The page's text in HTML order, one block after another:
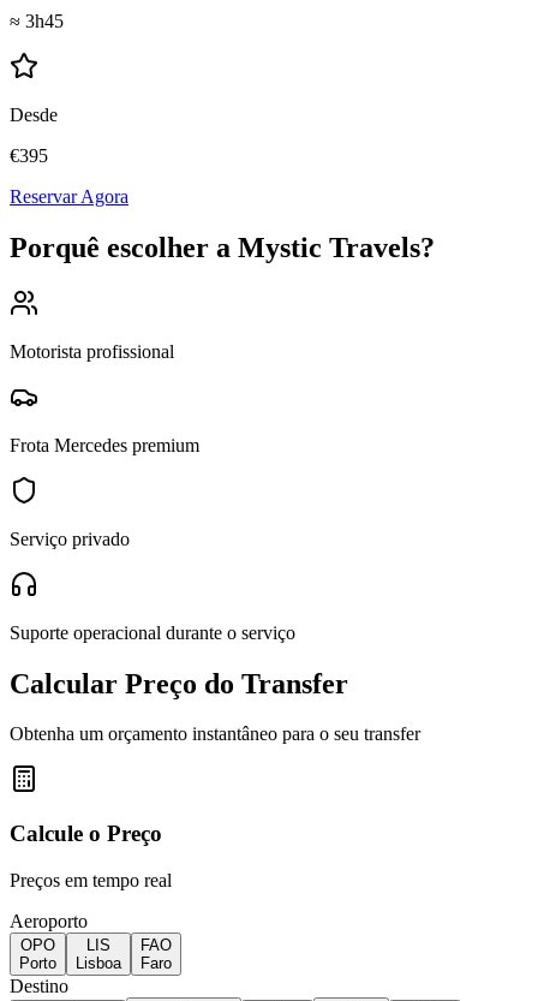
≈ 3h45
Desde
€395
Reservar Agora
Porquê escolher a Mystic Travels?
Motorista profissional
Frota Mercedes premium
Serviço privado
Suporte operacional durante o serviço
Calcular Preço do Transfer
Obtenha um orçamento instantâneo para o seu transfer
Calcule o Preço
Preços em tempo real
Aeroporto
OPO
Porto
LIS
Lisboa
FAO
Faro
Destino